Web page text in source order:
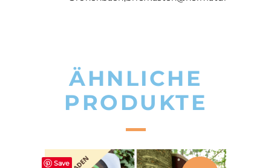
ÄHNLICHE
PRODUKTE
Save